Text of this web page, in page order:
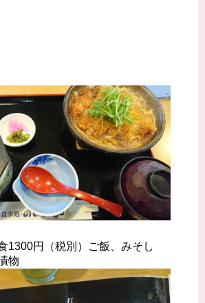
1300円（税別）ご飯、みそし
物